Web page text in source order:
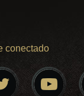
conectado